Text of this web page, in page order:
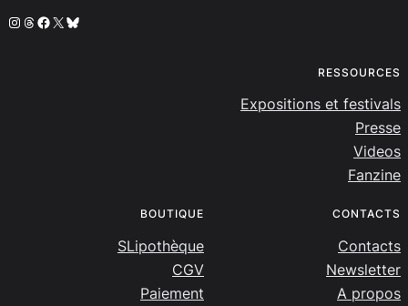
Instagram
Threads
Facebook
X Bluesky
RESSOURCES
Expositions et festivals
Presse
Videos
Fanzine
BOUTIQUE
SLipothèque
CGV
Paiement
CONTACTS
Contacts
Newsletter
A propos